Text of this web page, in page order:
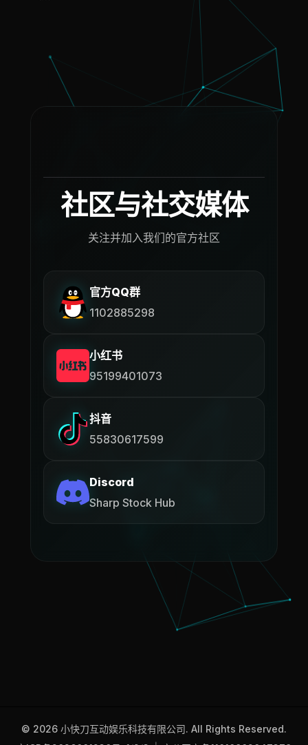
社区与社交媒体
关注并加入我们的官方社区
官方QQ群
1102885298
小红书
95199401073
抖音
55830617599
Discord
Sharp Stock Hub
© 2026 小快刀互动娱乐科技有限公司. All Rights Reserved.